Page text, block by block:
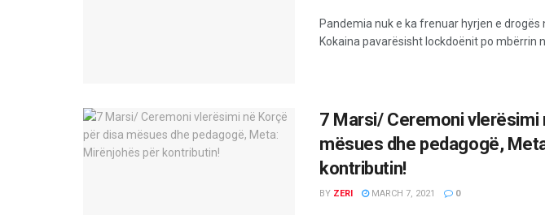
Pandemia nuk e ka frenuar hyrjen e drogës
Kokaina pavarësisht lockdoënit po mbërrin
7 Marsi/ Ceremoni vlerësimi
mësues dhe pedagogë,
kontributin!
BY ZERI MARCH 7, 2021 0